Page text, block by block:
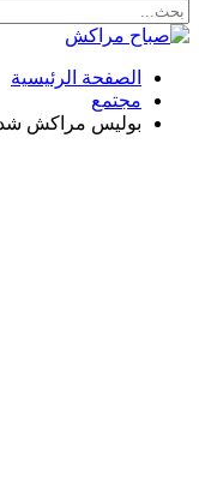
الصفحة الرئيسية
مجتمع
بوليس مراكش شد